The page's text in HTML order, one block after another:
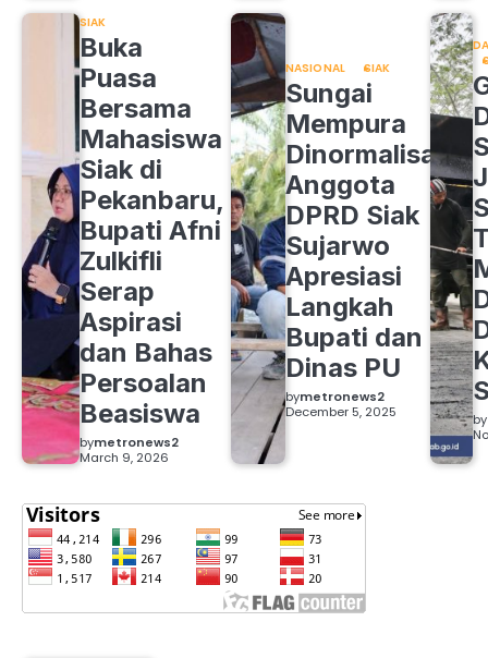
SIAK
Buka
Puasa
Bersama
Mahasiswa
Siak di
Pekanbaru,
Bupati Afni
Zulkifli
Serap
Aspirasi
dan Bahas
Persoalan
Beasiswa
bymetronews2
March 9, 2026
NASIONAL SIAK
Sungai
Mempura
Dinormalisasi,
Anggota
DPRD Siak
Sujarwo
Apresiasi
Langkah
Bupati dan
Dinas PU
bymetronews2
December 5, 2025
by